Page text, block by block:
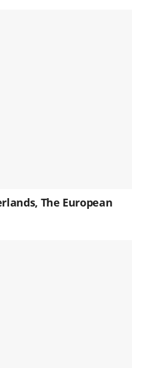
The European